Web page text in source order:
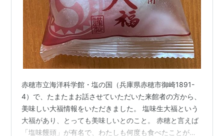
赤穂市立海洋科学館・塩の国（兵庫県赤穂市御崎1891-
4）で、たまたまお話させていただいた来館者の方から、
美味しい大福情報をいただきました。 塩味生大福という
大福があり、とっても美味しいとのこと。 赤穂と言えば
「塩味饅頭」が有名で、わたしも何度も食べたことがあ